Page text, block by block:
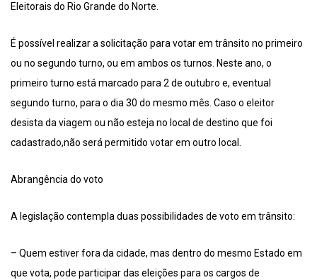
Eleitorais do Rio Grande do Norte.
É possível realizar a solicitação para votar em trânsito no primeiro
ou no segundo turno, ou em ambos os turnos. Neste ano, o
primeiro turno está marcado para 2 de outubro e, eventual
segundo turno, para o dia 30 do mesmo mês. Caso o eleitor
desista da viagem ou não esteja no local de destino que foi
cadastrado,não será permitido votar em outro local.
Abrangência do voto
A legislação contempla duas possibilidades de voto em trânsito:
– Quem estiver fora da cidade, mas dentro do mesmo Estado em
que vota, pode participar das eleições para os cargos de